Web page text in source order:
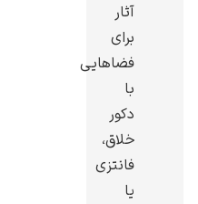
تابلوها
آثار
برای
فضاهایی
با
دکور
خلاق،
فانتزی
یا